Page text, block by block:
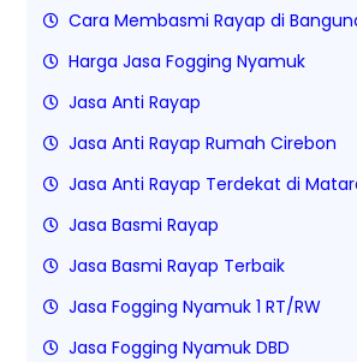
Cara Membasmi Rayap di
Harga Jasa Fogging Nyamuk
Jasa Anti Rayap
Jasa Anti Rayap Rumah Cirebon
Jasa Anti Rayap Terdekat di
Jasa Basmi Rayap
Jasa Basmi Rayap Terbaik
Jasa Fogging Nyamuk 1 RT/RW
Jasa Fogging Nyamuk DBD